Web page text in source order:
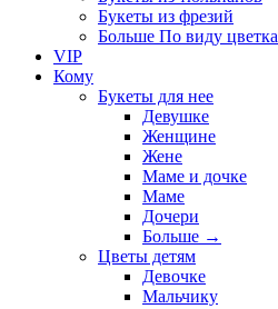
Букеты из фрезий
Больше По виду цветка
VIP
Кому
Букеты для нее
Девушке
Женщине
Жене
Маме и дочке
Маме
Дочери
Больше →
Цветы детям
Девочке
Мальчику